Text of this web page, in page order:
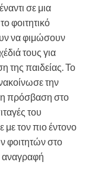
σε μια
φοιτητικό
να φιμώσουν
τους για
της παιδείας. Το
την
πρόσβαση στο
του
τον πιο έντονο
φοιτητών στο
αναγραφή